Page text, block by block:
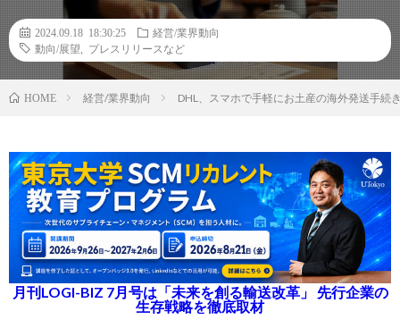
2024.09.18 18:30:25
経営/業界動向
動向/展望
プレスリリースなど
HOME 経営/業界動向 DHL、スマホで手軽にお土産の海外発送手続
月刊LOGI-BIZ 7月号は「未来を創る輸送改革」 先行企業の
生存戦略を徹底取材